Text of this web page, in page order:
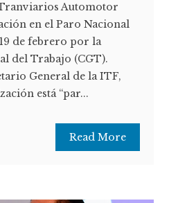
Automotor
en el Paro Nacional
de febrero por la
del Trabajo (CGT).
General de la ITF,
está “par...
Read More